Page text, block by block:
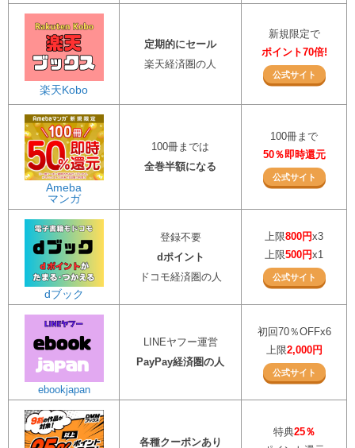
楽天Kobo
定期的にセール
楽天経済圏の人
新規限定で
ポイント70倍!
公式サイト
Ameba
マンガ
100冊までは
全巻半額になる
100冊まで
50％即時還元
公式サイト
dブック
登録不要
dポイント
ドコモ経済圏の人
上限800円x3
上限500円x1
公式サイト
ebookjapan
LINEヤフー運営
PayPay経済圏の人
初回70％OFFx6
上限2,000円
公式サイト
各種クーポンあり
特典25％